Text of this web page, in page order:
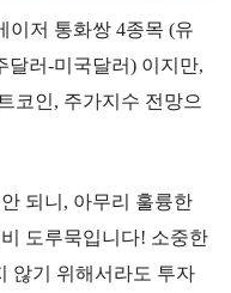
이저 통화쌍 4종목 (유
달러-미국달러) 이지만,
코인, 주가지수 전망으
되니, 아무리 훌륭한
도루묵입니다! 소중한
않기 위해서라도 투자